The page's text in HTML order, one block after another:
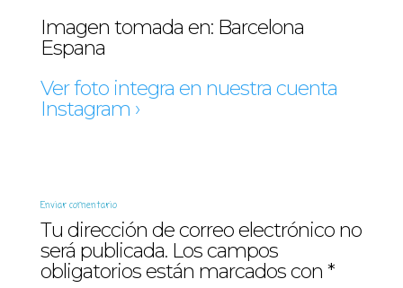
Imagen tomada en: Barcelona
Espana
Ver foto integra en nuestra cuenta
Instagram ›
Enviar comentario
Tu dirección de correo electrónico no
será publicada. Los campos
obligatorios están marcados con *